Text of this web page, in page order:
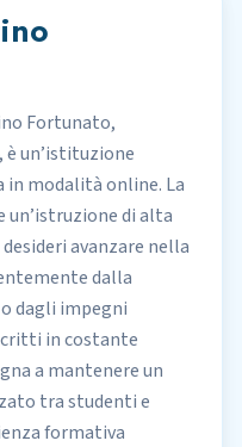
Fortunato,
, è un’istituzione
in modalità online. La
un’istruzione di alta
avanzare nella
dalla
dagli impegni
in costante
a mantenere un
tra studenti e
formativa